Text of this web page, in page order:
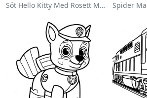
Söt Hello Kitty Med Rosett Målarbild